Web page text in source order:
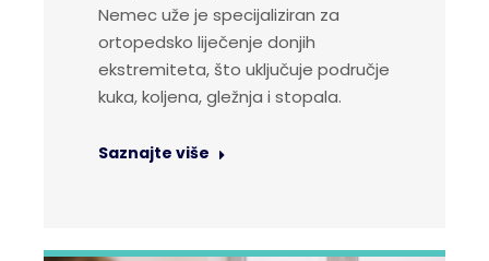
Nemec uže je specijaliziran za
ortopedsko liječenje donjih
ekstremiteta, što uključuje područje
kuka, koljena, gležnja i stopala.
Saznajte više